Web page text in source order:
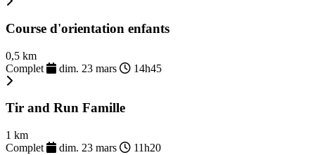
Course d'orientation enfants
0,5 km
Complet
dim. 23 mars 14h45
Tir and Run Famille
1 km
Complet
dim. 23 mars 11h20